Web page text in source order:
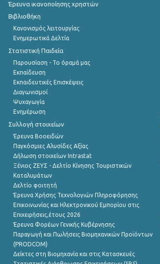
Έρευνα ικανοποίησης χρηστών
Βιβλιοθήκη
Κανονισμός λειτουργίας
Ενημερωτικά Δελτία
Στατιστική Παιδεία
Παρουσίαση - Το όραμά μας
Εκπαίδευση
Εκπαιδευτικές Επισκέψεις
Διαγωνισμοί
Ψυχαγωγία
Ενημέρωση
Συλλογή στοιχείων
Έρευνα Βοοειδών
Παγκόσμιες Αλυσίδες Αξίας
Δήλωση στοιχείων Intrastat
Ξένιος ΖΕΥΣ - Δελτίο Κίνησης Τουριστικών
Καταλυμάτων
Δελτίο φοιτητή
Έρευνα Χρήσης Τεχνολογιών Πληροφόρησης
Επικοινωνίας και Ηλεκτρονικού Εμπορίου στις
Επιχειρήσεις,έτους 2026
Έρευνα Φορέων Γενικής Κυβέρνησης
Παραγωγή και Πωλήσεις Βιομηχανικών Προϊόντων
(PRODCOM)
Δείκτες στη Βιομηχανία και στις Κατασκευές